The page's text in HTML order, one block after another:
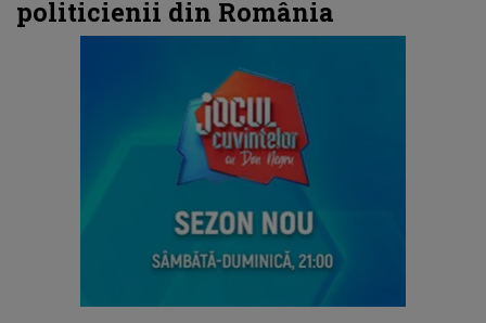
politicienii din România